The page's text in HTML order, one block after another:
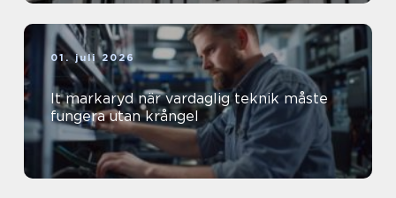
01. juli 2026
It markaryd när vardaglig teknik måste
fungera utan krångel